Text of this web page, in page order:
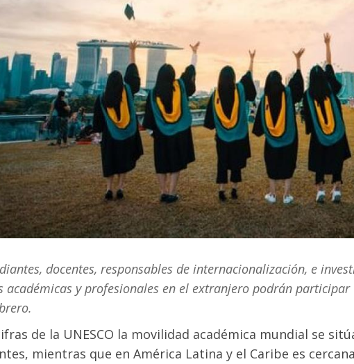
docentes, responsables de internacionalización, e
académicas y profesionales en el extranjero podrán
de la UNESCO la movilidad académica mundial se
mientras que en América Latina y el Caribe es